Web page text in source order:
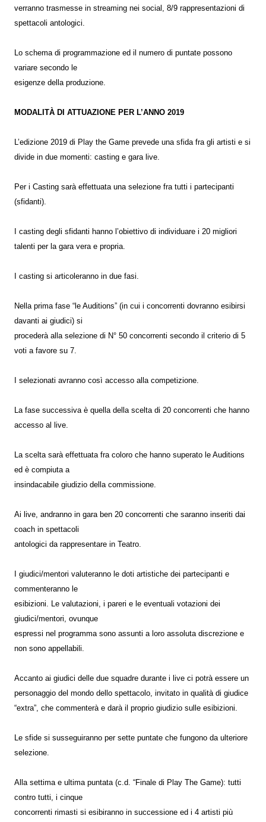
verranno trasmesse in streaming nei social, 8/9 rappresentazioni di
spettacoli antologici.
Lo schema di programmazione ed il numero di puntate possono
variare secondo le
esigenze della produzione.
MODALITÀ DI ATTUAZIONE PER L’ANNO 2019
L’edizione 2019 di Play the Game prevede una sfida fra gli artisti e si
divide in due momenti: casting e gara live.
Per i Casting sarà effettuata una selezione fra tutti i partecipanti
(sfidanti).
I casting degli sfidanti hanno l’obiettivo di individuare i 20 migliori
talenti per la gara vera e propria.
I casting si articoleranno in due fasi.
Nella prima fase “le Auditions” (in cui i concorrenti dovranno esibirsi
davanti ai giudici) si
procederà alla selezione di N° 50 concorrenti secondo il criterio di 5
voti a favore su 7.
I selezionati avranno così accesso alla competizione.
La fase successiva è quella della scelta di 20 concorrenti che hanno
accesso al live.
La scelta sarà effettuata fra coloro che hanno superato le Auditions
ed è compiuta a
insindacabile giudizio della commissione.
Ai live, andranno in gara ben 20 concorrenti che saranno inseriti dai
coach in spettacoli
antologici da rappresentare in Teatro.
I giudici/mentori valuteranno le doti artistiche dei partecipanti e
commenteranno le
esibizioni. Le valutazioni, i pareri e le eventuali votazioni dei
giudici/mentori, ovunque
espressi nel programma sono assunti a loro assoluta discrezione e
non sono appellabili.
Accanto ai giudici delle due squadre durante i live ci potrà essere un
personaggio del mondo dello spettacolo, invitato in qualità di giudice
“extra”, che commenterà e darà il proprio giudizio sulle esibizioni.
Le sfide si susseguiranno per sette puntate che fungono da ulteriore
selezione.
Alla settima e ultima puntata (c.d. “Finale di Play The Game): tutti
contro tutti, i cinque
concorrenti rimasti si esibiranno in successione ed i 4 artisti più